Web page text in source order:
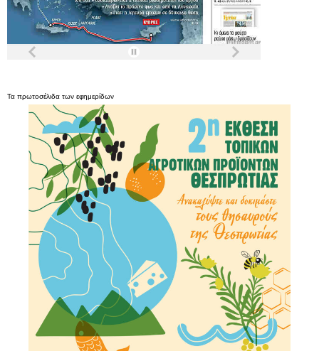
Τα πρωτοσέλιδα των εφημερίδων